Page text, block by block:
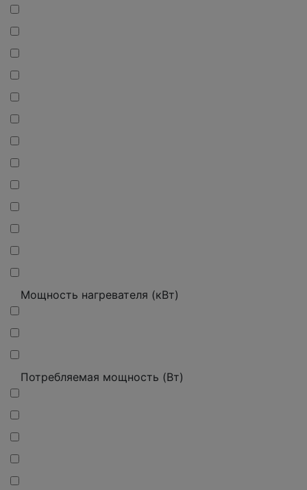
Мощность нагревателя (кВт)
Потребляемая мощность (Вт)